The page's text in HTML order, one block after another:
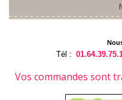
Tél :
Vos commandes sont